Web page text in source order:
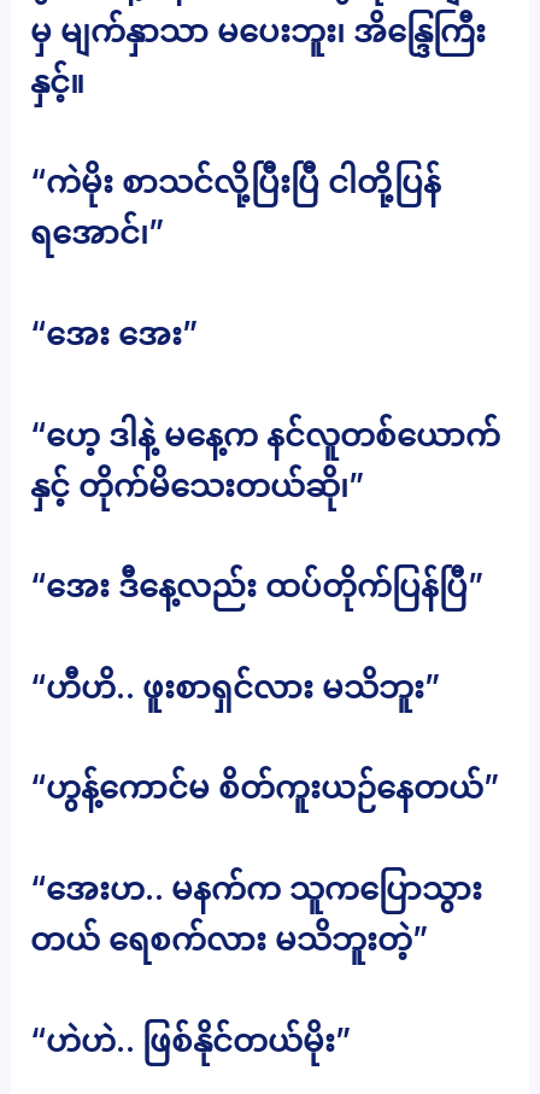
မှ မျက်နှာသာ မပေးဘူး၊ အိန္ဒြေကြီး
နှင့်။
“ကဲမိုး စာသင်လို့ပြီးပြီ ငါတို့ပြန်
ရအောင်၊”
“အေး အေး”
“ဟေ့ ဒါနဲ့ မနေ့က နင်လူတစ်ယောက်
နှင့် တိုက်မိသေးတယ်ဆို၊”
“အေး ဒီနေ့လည်း ထပ်တိုက်ပြန်ပြီ”
“ဟီဟိ.. ဖူးစာရှင်လား မသိဘူး”
“ဟွန့်ကောင်မ စိတ်ကူးယဉ်နေတယ်”
“အေးဟ.. မနက်က သူကပြောသွား
တယ် ရေစက်လား မသိဘူးတဲ့”
“ဟဲဟဲ.. ဖြစ်နိုင်တယ်မိုး”